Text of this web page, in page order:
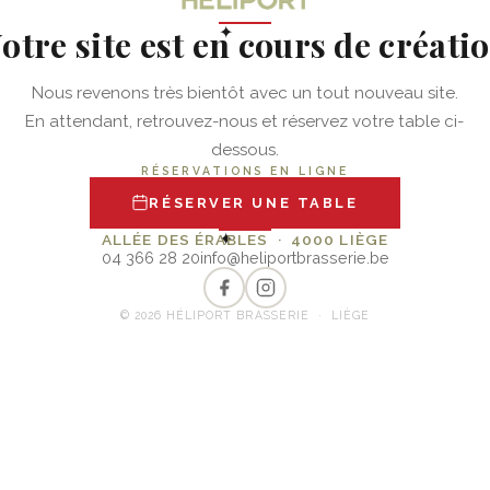
✦
site est en cours de
Nous revenons très bientôt avec un tout nouveau site.
En attendant, retrouvez-nous et réservez votre table ci-
dessous.
RÉSERVATIONS EN LIGNE
RÉSERVER UNE TABLE
✦
ALLÉE DES ÉRABLES · 4000 LIÈGE
04 366 28 20info@heliportbrasserie.be
© 2026 HÉLIPORT BRASSERIE · LIÈGE